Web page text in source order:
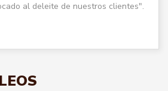
al deleite de nuestros clientes".